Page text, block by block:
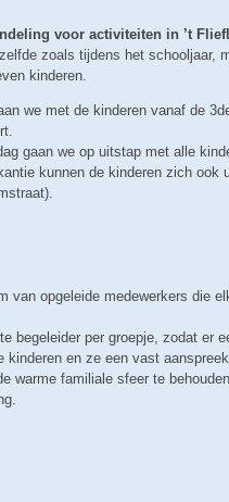
voor activiteiten in ’t
zoals tijdens het schooljaar,
kinderen.
we met de kinderen vanaf de
gaan we op uitstap met alle
kunnen de kinderen zich ook
van opgeleide medewerkers die
begeleider per groepje, zodat er
kinderen en ze een vast
warme familiale sfeer te